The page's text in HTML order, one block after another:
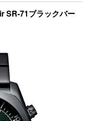
SR-71ブラックバー